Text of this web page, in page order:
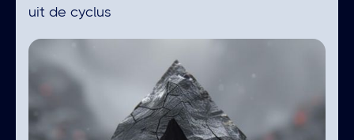
uit de cyclus